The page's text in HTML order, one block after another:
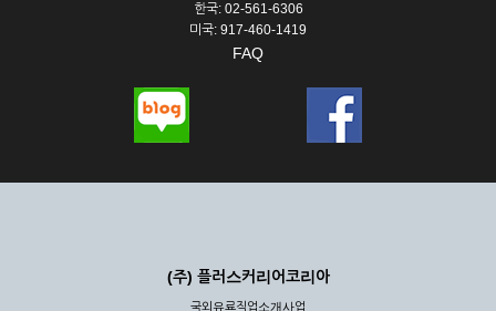
한국: 02-561-6306
미국: 917-460-1419
FAQ
(주) 플러스커리어코리아
국외유료직업소개사업